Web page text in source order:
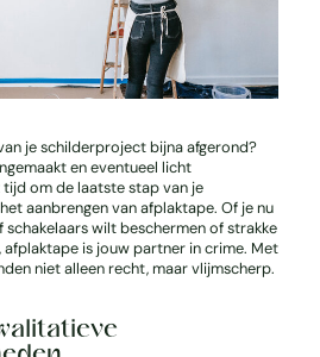
je schilderproject bijna afgerond?
en eventueel licht
om de laatste stap van je
aanbrengen van afplaktape. Of je nu
wilt beschermen of strakke
afplaktape is jouwpartner in crime. Met
niet alleen recht, maar vlijmscherp.